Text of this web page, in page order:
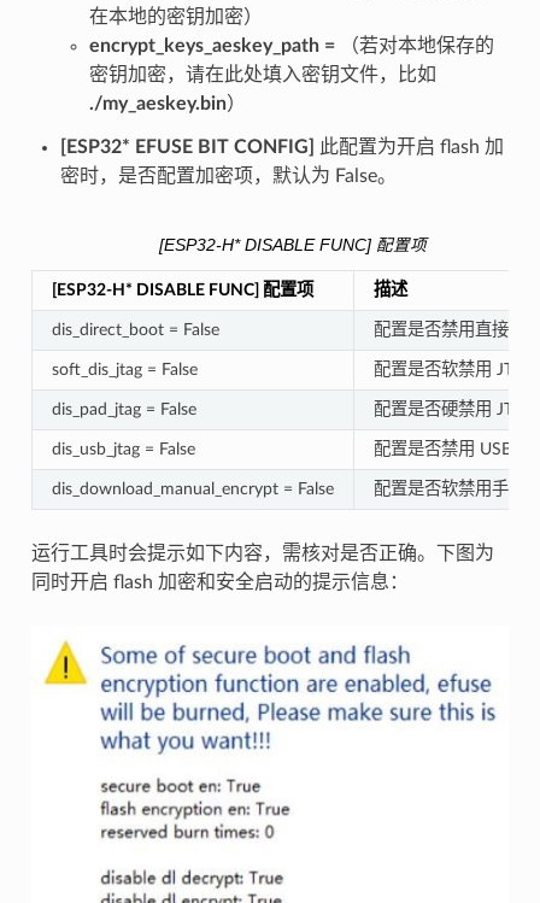
在本地的密钥加密）
encrypt_keys_aeskey_path =（若对本地保存的
密钥加密，请在此处填入密钥文件，比如
./my_aeskey.bin）
[ESP32* EFUSE BIT CONFIG]
此配置为开启 flash 加
密时，是否配置加密项，默认为 False。
[ESP32-H* DISABLE FUNC] 配置项
[ESP32-H* DISABLE FUNC] 配置项 描述
dis_direct_boot = False 配置是否禁用直接启
soft_dis_jtag = False 配置是否软禁用 JTAG
dis_pad_jtag = False 配置是否硬禁用 JTAG
dis_usb_jtag = False 配置是否禁用 USB
dis_download_manual_encrypt = False 配置是否软禁用手动
运行工具时会提示如下内容，需核对是否正确。下图为
同时开启 flash 加密和安全启动的提示信息：